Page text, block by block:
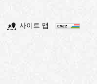
사이트 맵